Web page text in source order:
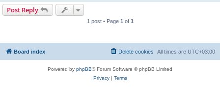
Post Reply
1 post • Page 1 of 1
Board index All times are UTC+03:00
Delete cookies
Powered by phpBB® Forum Software © phpBB Limited
Privacy| Terms